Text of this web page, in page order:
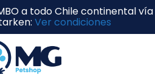
a todo Chile continental vía
Ver condiciones